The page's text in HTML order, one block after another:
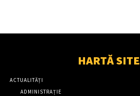
HARTĂ SITE
ACTUALITĂȚI
ADMINISTRAȚIE